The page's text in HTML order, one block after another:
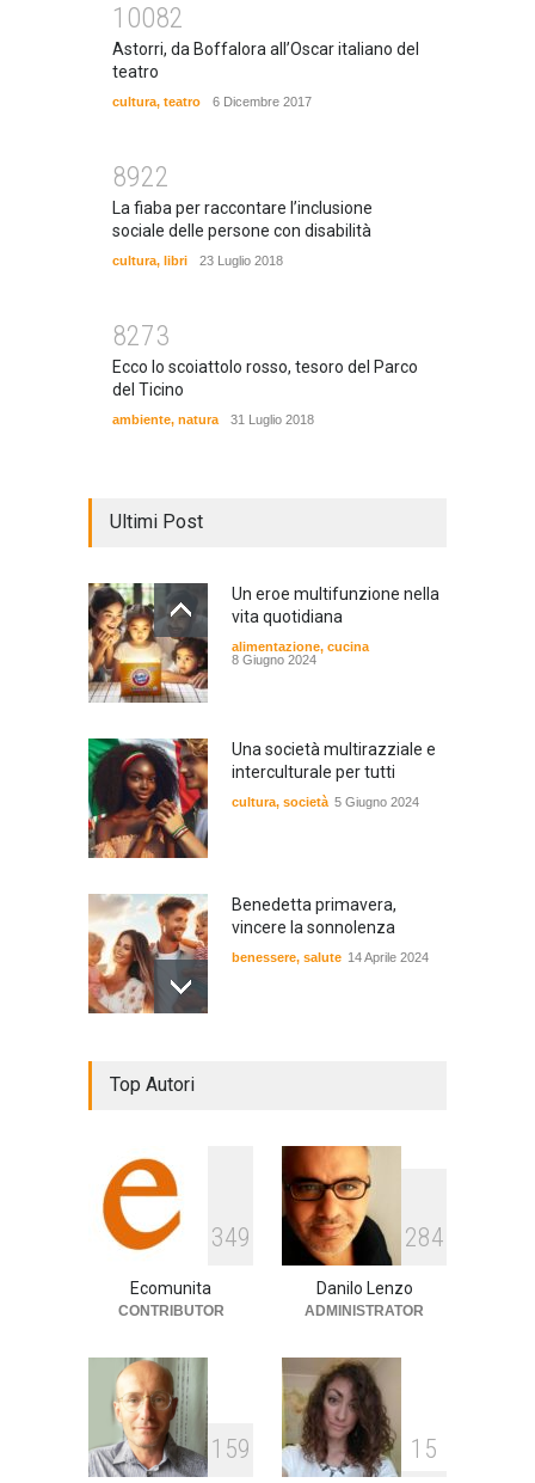
10082
Astorri, da Boffalora all’Oscar italiano del
teatro
cultura, teatro 6 Dicembre 2017
8922
La fiaba per raccontare l’inclusione
sociale delle persone con disabilità
cultura, libri 23 Luglio 2018
8273
Ecco lo scoiattolo rosso, tesoro del Parco
del Ticino
ambiente, natura 31 Luglio 2018
Ultimi Post
Un eroe multifunzione nella
vita quotidiana
alimentazione, cucina
8 Giugno 2024
Una società multirazziale e
interculturale per tutti
cultura, società 5 Giugno 2024
Benedetta primavera,
vincere la sonnolenza
benessere, salute 14 Aprile 2024
E tu hai paura del buio?
cultura società 1 Aprile 2024
Top Autori
349
Ecomunita
CONTRIBUTOR
284
Danilo Lenzo
ADMINISTRATOR
159 15